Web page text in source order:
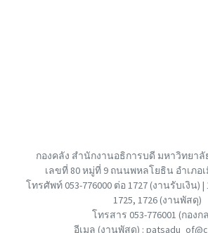
กองคลัง สำนักงานอธิการบดี มหาวิทยาลั
เลขที่ 80 หมู่ที่ 9 ถนนพหลโยธิน อำเภอเ
โทรศัพท์ 053-776000 ต่อ 1727 (งานรับเงิน) |
1725, 1726 (งานพัสดุ)
โทรสาร 053-776001 (กองก
อีเมล (งานพัสดุ) :